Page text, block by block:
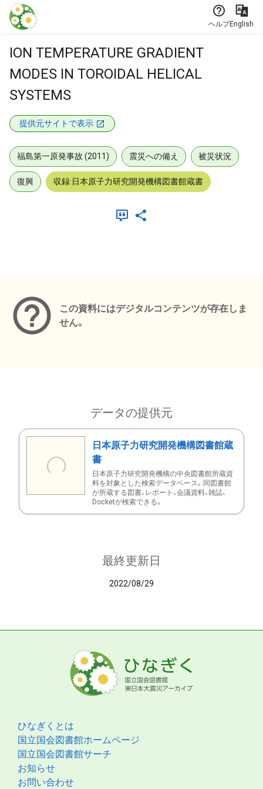
本文に飛ぶ
ヘルプEnglish
ION TEMPERATURE GRADIENT
MODES IN TOROIDAL HELICAL
SYSTEMS
提供元サイトで表示
福島第一原発事故 (2011) 震災への備え 被災状況
復興 収録:日本原子力研究開発機構図書館蔵書
この資料にはデジタルコンテンツが存在しま
せん。
データの提供元
日本原子力研究開発機構図書館蔵
書
日本原子力研究開発機構の中央図書館所蔵資
料を対象とした検索データベース。同図書館
が所蔵する図書、レポート、会議資料、雑誌、
Docketが検索できる。
最終更新日
2022/08/29
ひなぎくとは
国立国会図書館ホームページ
国立国会図書館サーチ
お知らせ
お問い合わせ